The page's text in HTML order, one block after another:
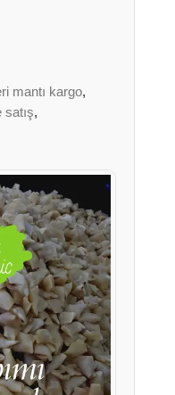
mantı kargo,
satış,